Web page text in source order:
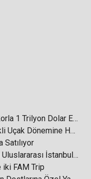
Kurulu Yeni
alınabiliyor
Küresel Turizm Yatırımları Tarihi Rekorla 1 Trilyon Dolar Eşiğini Aştı
Avrupa Bölgesel Havacılıkta Elektrikli Uçak Dönemine Hazırlanıyor
Türkiye'nin Önde Gelen Otel Grupları Uluslararası İstanbul Turizm Fuarı'nda Buluşuyor
iki FAM Trip